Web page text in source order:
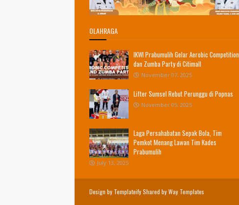
OLAHRAGA
IKWI Prabumulih Gelar Aerobic Competition
dan Zumba Party di Citimall
November 07, 2025
Lifter Sumsel Rebut Perunggu di Popnas
November 05, 2025
Laga Persahabatan Sepak Bola, Tim
Pemkot Menang Lawan Tim Kades
Prabumulih
July 13, 2025
Design by TemplateifyShared byWay Templates